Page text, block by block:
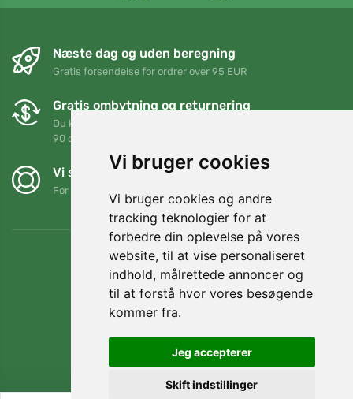
Vi bruger cookies
Vi bruger cookies og andre
tracking teknologier for at
forbedre din oplevelse på vores
website, til at vise personaliseret
indhold, målrettede annoncer og
til at forstå hvor vores besøgende
kommer fra.
Jeg accepterer
Skift indstillinger
Næste dag og uden beregning
Gratis forsendelse for ordrer over 95 EUR
Gratis ombytning og returnering
Du kan returnere eller bytte din ordre når som helst inden for
90 dage
Vi støtter Trees.org
For hver ordre planter vi et træ! Læs mere